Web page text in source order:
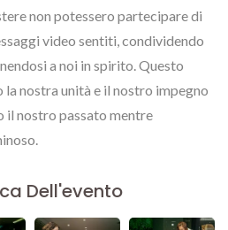
non potessero partecipare di
video sentiti, condividendo
a noi in spirito. Questo
nostra unità e il nostro impegno
il nostro passato mentre
Dell'evento